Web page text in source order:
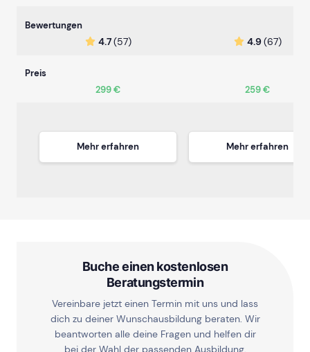
Bewertungen
4.7(57) 4.9(67)
Preis
299 €
259 €
Mehr erfahren Mehr erfahren
Buche einen kostenlosen
Beratungstermin
Vereinbare jetzt einen Termin mit uns und lass
dich zu deiner Wunschausbildung beraten. Wir
beantworten alle deine Fragen und helfen dir
bei der Wahl der passenden Ausbildung.